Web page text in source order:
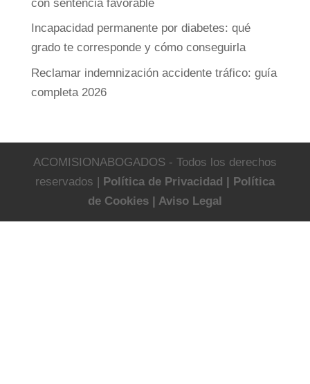
con sentencia favorable
Incapacidad permanente por diabetes: qué
grado te corresponde y cómo conseguirla
Reclamar indemnización accidente tráfico: guía
completa 2026
ACOMISIONABOGADOS - Todos los derechos
reservados | Política de Privacidad | Política
de Cookies | Aviso Legal